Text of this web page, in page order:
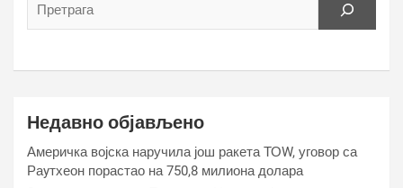
Недавно објављено
Америчка војска наручила још ракета ТОW, уговор са
Раyтхеон порастао на 750,8 милиона долара